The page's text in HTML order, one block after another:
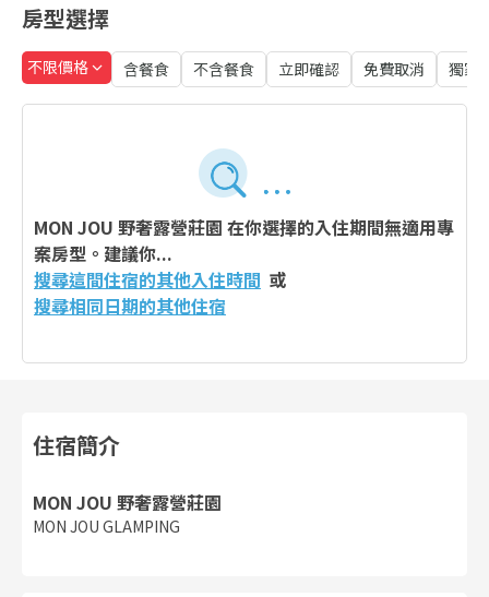
房型選擇
不限價格 含餐食 不含餐食 立即確認 免費取消 獨家
MON JOU 野奢露營莊園 在你選擇的入住期間無適用專
案房型。建議你...
搜尋這間住宿的其他入住時間 或
搜尋相同日期的其他住宿
住宿簡介
MON JOU 野奢露營莊園
MON JOU GLAMPING